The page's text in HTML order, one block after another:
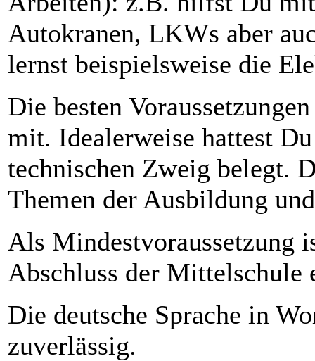
Autokranen, LKWs aber
lernst beispielsweise die
Die besten
mit. Idealerweise hattest
technischen Zweig belegt.
Themen der Ausbildung
Als Mindestvoraussetzung
Abschluss der Mittelschule
Die deutsche Sprache in
zuverlässig.